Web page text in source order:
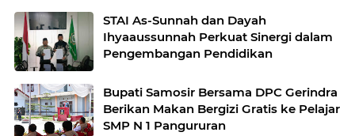
STAI As-Sunnah dan Dayah
Ihyaaussunnah Perkuat Sinergi dalam
Pengembangan Pendidikan
Bupati Samosir Bersama DPC Gerindra
Berikan Makan Bergizi Gratis ke Pelajar
SMP N 1 Pangururan